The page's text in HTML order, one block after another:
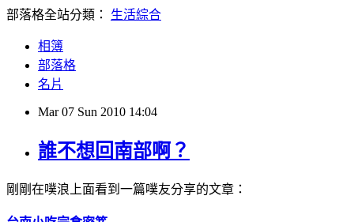
部落格全站分類： 生活綜合
相簿
部落格
名片
Mar 07 Sun 2010 14:04
誰不想回南部啊？
剛剛在噗浪上面看到一篇噗友分享的文章：